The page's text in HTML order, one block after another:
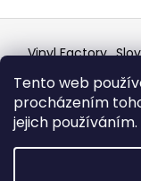
Tento web
procházením
jejich používáním.
Z
á Vinyl Factory
Discogs